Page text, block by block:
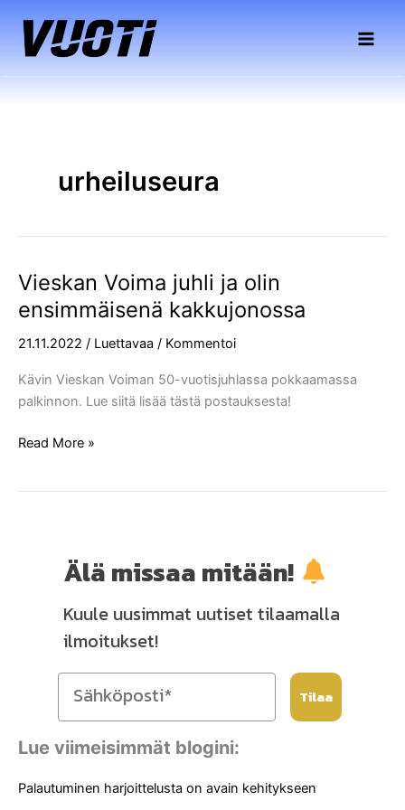
sisältöön
urheiluseura
Vieskan Voima juhli ja olin
ensimmäisenä kakkujonossa
21.11.2022 / Luettavaa / Kommentoi
Kävin Vieskan Voiman 50-vuotisjuhlassa pokkaamassa
palkinnon. Lue siitä lisää tästä postauksesta!
Vieskan
juhli
ja
ensimmäisenä
kakkujonossa
Read More »
Älä missaa mitään!
Kuule uusimmat uutiset tilaamalla
ilmoitukset!
Tilaa
Lue viimeisimmät blogini:
Palautuminen harjoittelusta on avain kehitykseen